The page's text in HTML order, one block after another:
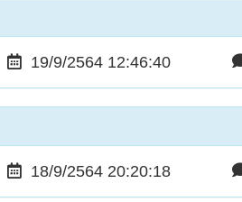
19/9/2564 12:46:40
18/9/2564 20:20:18